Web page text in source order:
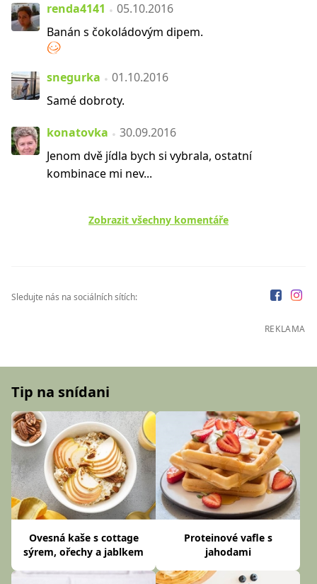
renda4141
05.10.2016
Banán s čokoládovým dipem.
snegurka
01.10.2016
Samé dobroty.
konatovka
30.09.2016
Jenom dvě jídla bych si vybrala, ostatní
kombinace mi nev...
Zobrazit všechny komentáře
Sledujte nás na sociálních sítích:
REKLAMA
Tip na snídani
Ovesná kaše s cottage
sýrem, ořechy a jablkem
Proteinové vafle s
jahodami